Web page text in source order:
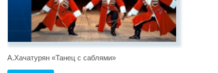
А.Хачатурян «Танец с саблями»